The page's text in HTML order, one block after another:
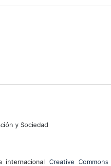
y Sociedad
internacional Creative Commons